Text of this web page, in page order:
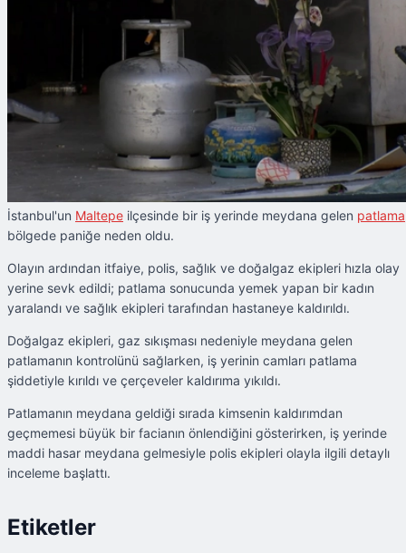
İstanbul'un Maltepe ilçesinde bir iş yerinde meydana gelen patlama
bölgede paniğe neden oldu.
Olayın ardından itfaiye, polis, sağlık ve doğalgaz ekipleri hızla olay
yerine sevk edildi; patlama sonucunda yemek yapan bir kadın
yaralandı ve sağlık ekipleri tarafından hastaneye kaldırıldı.
Doğalgaz ekipleri, gaz sıkışması nedeniyle meydana gelen
patlamanın kontrolünü sağlarken, iş yerinin camları patlama
şiddetiyle kırıldı ve çerçeveler kaldırıma yıkıldı.
Patlamanın meydana geldiği sırada kimsenin kaldırımdan
geçmemesi büyük bir facianın önlendiğini gösterirken, iş yerinde
maddi hasar meydana gelmesiyle polis ekipleri olayla ilgili detaylı
inceleme başlattı.
Etiketler